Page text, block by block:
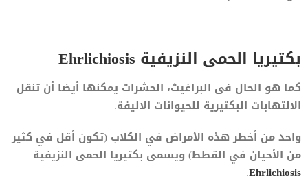
بكتيريا الحمى النزيفية Ehrlichiosis
كما هو الحال فى البراغيث، الحشرات يمكنها أيضا أن تنقل
الالتهابات البكتيرية للحيوانات الاليفة.
واحد من أخطر هذه الأمراض في الكلاب (تكون أقل في كثير
من الأحيان في القطط) ويسمى بكتيريا الحمى النزيفية
Ehrlichiosis
.